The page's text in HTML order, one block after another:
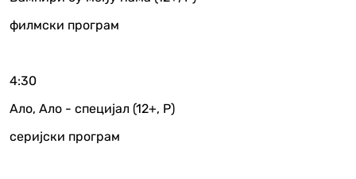
филмски програм
4:30
Ало, Ало - специјал (12+, Р)
серијски програм